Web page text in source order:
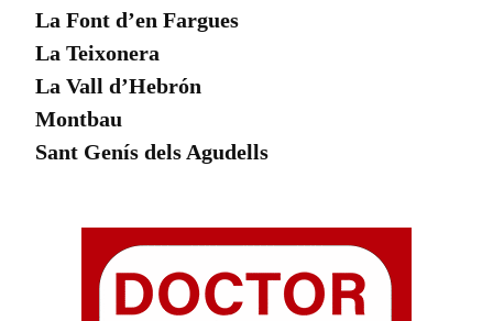
La Font d’en Fargues
La Teixonera
La Vall d’Hebrón
Montbau
Sant Genís dels Agudells